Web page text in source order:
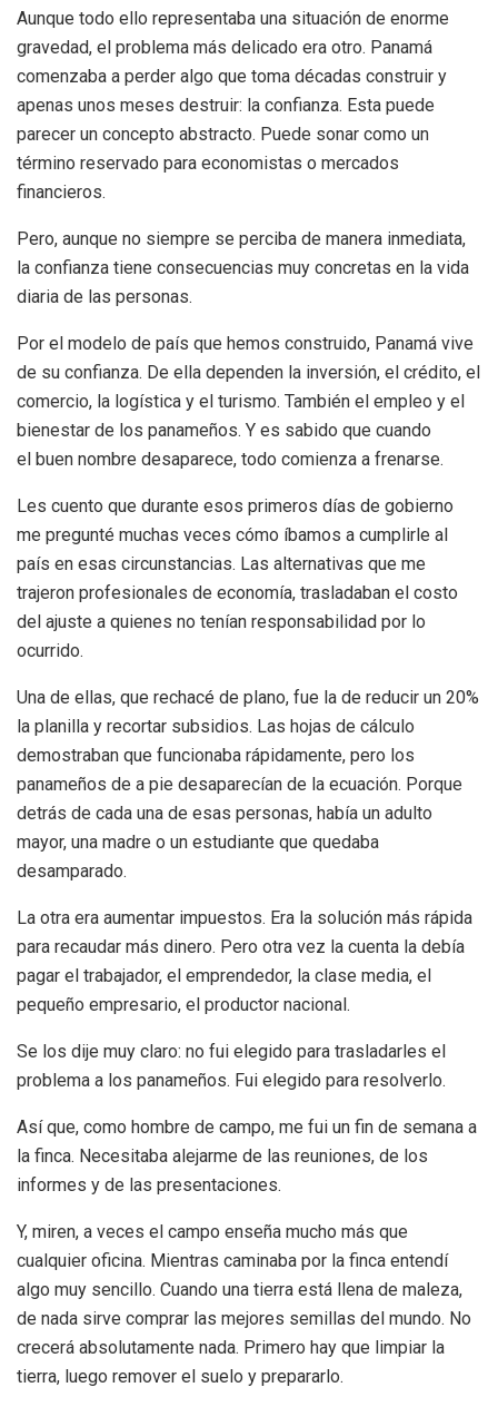
Aunque todo ello representaba una situación de enorme
gravedad, el problema más delicado era otro. Panamá
comenzaba a perder algo que toma décadas construir y
apenas unos meses destruir: la confianza. Esta puede
parecer un concepto abstracto. Puede sonar como un
término reservado para economistas o mercados
financieros.
Pero, aunque no siempre se perciba de manera inmediata,
la confianza tiene consecuencias muy concretas en la vida
diaria de las personas.
Por el modelo de país que hemos construido, Panamá vive
de su confianza. De ella dependen la inversión, el crédito, el
comercio, la logística y el turismo. También el empleo y el
bienestar de los panameños. Y es sabido que cuando
el buen nombre desaparece, todo comienza a frenarse.
Les cuento que durante esos primeros días de gobierno
me pregunté muchas veces cómo íbamos a cumplirle al
país en esas circunstancias. Las alternativas que me
trajeron profesionales de economía, trasladaban el costo
del ajuste a quienes no tenían responsabilidad por lo
ocurrido.
Una de ellas, que rechacé de plano, fue la de reducir un 20%
la planilla y recortar subsidios. Las hojas de cálculo
demostraban que funcionaba rápidamente, pero los
panameños de a pie desaparecían de la ecuación. Porque
detrás de cada una de esas personas, había un adulto
mayor, una madre o un estudiante que quedaba
desamparado.
La otra era aumentar impuestos. Era la solución más rápida
para recaudar más dinero. Pero otra vez la cuenta la debía
pagar el trabajador, el emprendedor, la clase media, el
pequeño empresario, el productor nacional.
Se los dije muy claro: no fui elegido para trasladarles el
problema a los panameños. Fui elegido para resolverlo.
Así que, como hombre de campo, me fui un fin de semana a
la finca. Necesitaba alejarme de las reuniones, de los
informes y de las presentaciones.
Y, miren, a veces el campo enseña mucho más que
cualquier oficina. Mientras caminaba por la finca entendí
algo muy sencillo. Cuando una tierra está llena de maleza,
de nada sirve comprar las mejores semillas del mundo. No
crecerá absolutamente nada. Primero hay que limpiar la
tierra, luego remover el suelo y prepararlo.